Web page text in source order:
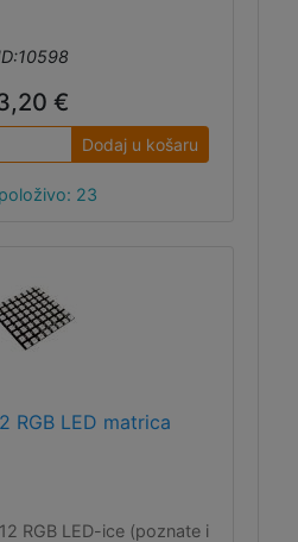
€
Dodaj u košaru
23
RGB LED matrica
RGB LED-ice (poznate i